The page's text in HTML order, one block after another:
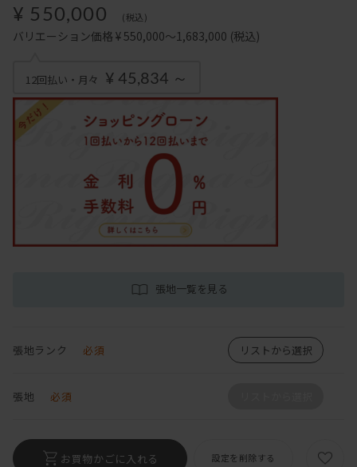
¥ 550,000 (税込)
バリエーション価格 ¥ 550,000～1,683,000 (税込)
12回払い・月々 ¥ 45,834 ～
張地一覧を見る
張地ランク 必須 リストから選択
張地 必須
お買物かごに入れる 設定を削除する